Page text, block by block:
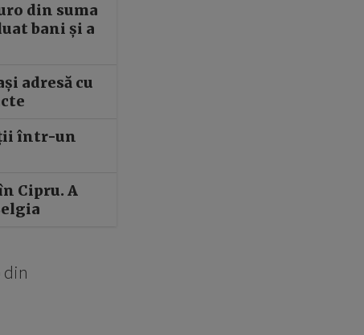
din suma
bani și a
adresă cu
într-un
Cipru. A
din